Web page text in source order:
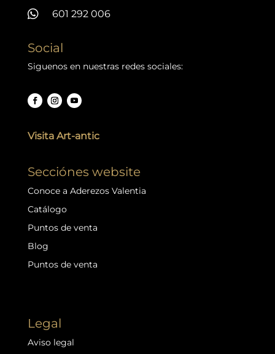
 601 292 006
Social
Siguenos en nuestras redes sociales:
Visita Art-antic
Secciónes website
Conoce a Aderezos Valentia
Catálogo
Puntos de venta
Blog
Puntos de venta
Legal
Aviso legal